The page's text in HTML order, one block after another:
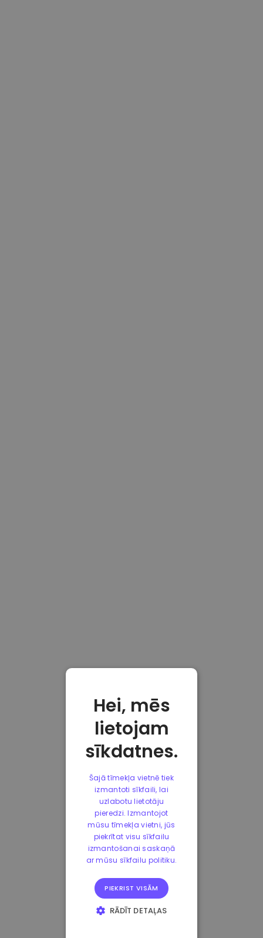
Hei, mēs
lietojam
sīkdatnes.
Šajā tīmekļa vietnē tiek
izmantoti sīkfaili, lai
uzlabotu lietotāju
pieredzi. Izmantojot
mūsu tīmekļa vietni, jūs
piekrītat visu sīkfailu
izmantošanai saskaņā
ar mūsu sīkfailu politiku.
PIEKRIST VISĀM
RĀDĪT DETAĻAS